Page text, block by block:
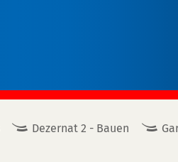
Dezernat 2 - Bauen